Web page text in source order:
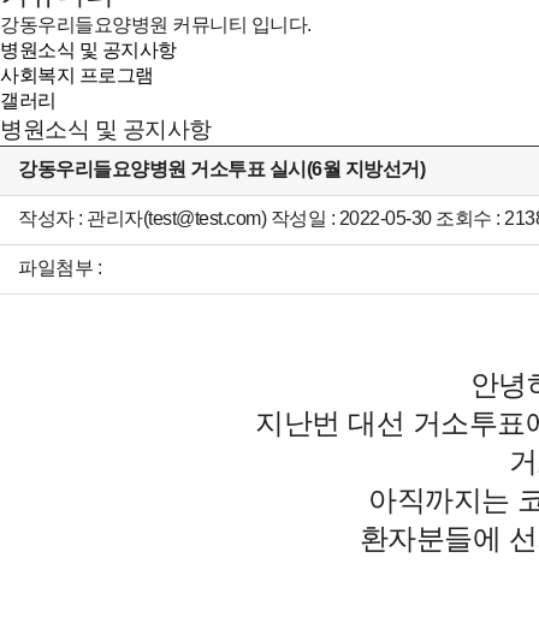
강동우리들요양병원 커뮤니티 입니다.
병원소식 및 공지사항
사회복지 프로그램
갤러리
병원소식 및 공지사항
강동우리들요양병원 거소투표 실시(6월 지방선거)
작성자 : 관리자(test@test.com) 작성일 : 2022-05-30 조회수 :
파일첨부 :
안녕
지난번 대선 거소투표
아직까지는
환자분들에